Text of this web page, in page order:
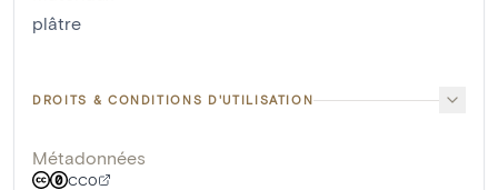
plâtre
DROITS & CONDITIONS D'UTILISATION
Métadonnées
CC0